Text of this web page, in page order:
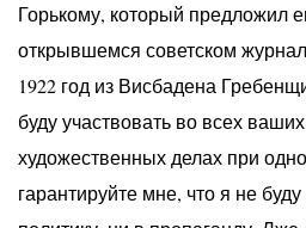
Горькому, который предложил
открывшемся советском
1922 год из Висбадена
буду участвовать во всех
художественных делах при
гарантируйте мне, что я не